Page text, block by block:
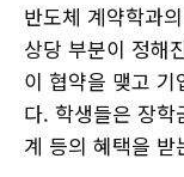
반도체 계약학과
상당 부분이 정해
이 협약을 맺고
다. 학생들은 장
계 등의 혜택을 받